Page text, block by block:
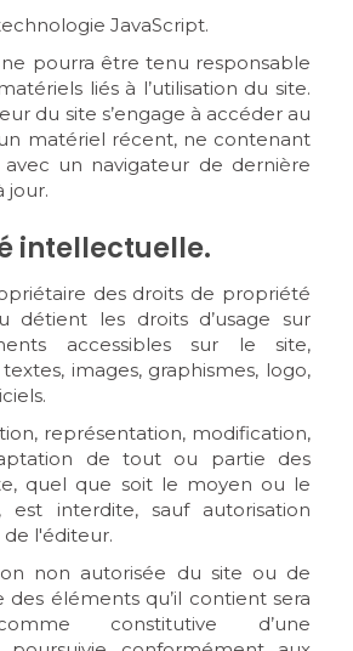
JavaScript.
pourra être tenu responsable
liés à l’utilisation du site.
du site s’engage à accéder au
matériel récent, ne contenant
un navigateur de dernière
jour.
intellectuelle.
des droits de propriété
détient les droits d’usage sur
accessibles sur le site,
images, graphismes, logo,
représentation, modification,
de tout ou partie des
quel que soit le moyen ou le
est interdite, sauf autorisation
l'éditeur.
non autorisée du site ou de
des éléments qu’il contient sera
constitutive d’une